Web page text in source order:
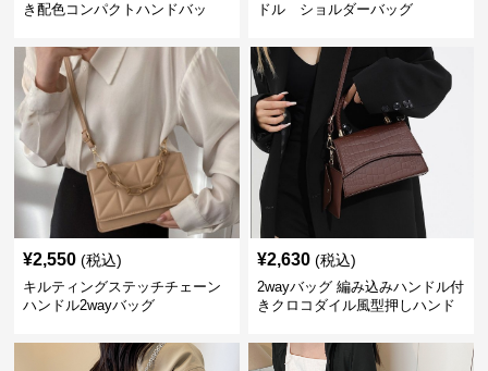
き配色コンパクトハンドバッ
ドル ショルダーバッグ
¥2,550 (税込)
キルティングステッチチェーン
ハンドル2wayバッグ
¥2,630 (税込)
2wayバッグ 編み込みハンドル付
きクロコダイル風型押しハンド